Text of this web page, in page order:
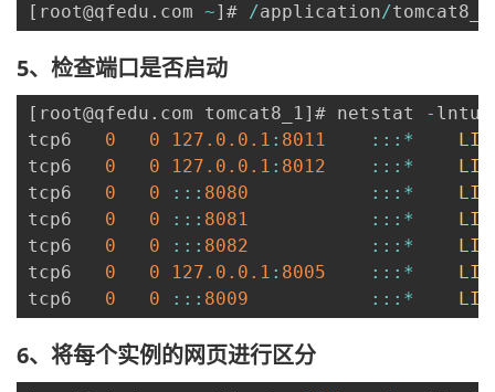
[ root@qfedu . com ~] # /application/tomcat8_2
5、检查端口是否启动
[ root@qfedu . com tomcat8_1] # netstat -
tcp6 0 0 127.0 .0 .1 : 8011 : : : *
tcp6 0 0 127.0 .0 .1 : 8012 : : : *
tcp6 0 0 : : : 8080 : : : *
tcp6 0 0 : : : 8081 : : : *
tcp6 0 0 : : : 8082 : : : *
tcp6 0 0 127.0 .0 .1 : 8005 : : : *
tcp6 0 0 : : : 8009 : : : *
6、将每个实例的网页进行区分